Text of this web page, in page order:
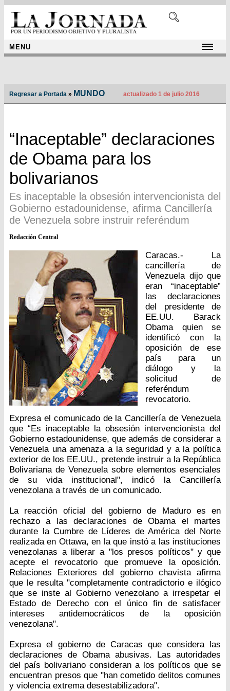
MENU
Regresar a Portada » MUNDO actualizado 1 de julio 2016
“Inaceptable” declaraciones
de Obama para los
bolivarianos
Es inaceptable la obsesión intervencionista del
Gobierno estadounidense, afirma Cancillería
de Venezuela sobre instruir referéndum
Redacción Central
Caracas.- La
cancillería de
Venezuela dijo que
eran “inaceptable”
las declaraciones
del presidente de
EE.UU. Barack
Obama quien se
identificó con la
oposición de ese
país para un
diálogo y la
solicitud de
referéndum
revocatorio.
Expresa el comunicado de la Cancillería de Venezuela
que “Es inaceptable la obsesión intervencionista del
Gobierno estadounidense, que además de considerar a
Venezuela una amenaza a la seguridad y a la política
exterior de los EE.UU., pretende instruir a la República
Bolivariana de Venezuela sobre elementos esenciales
de su vida institucional", indicó la Cancillería
venezolana a través de un comunicado.
La reacción oficial del gobierno de Maduro es en
rechazo a las declaraciones de Obama el martes
durante la Cumbre de Líderes de América del Norte
realizada en Ottawa, en la que instó a las instituciones
venezolanas a liberar a "los presos políticos" y que
acepte el revocatorio que promueve la oposición.
Relaciones Exteriores del gobierno chavista afirma
que le resulta "completamente contradictorio e ilógico
que se inste al Gobierno venezolano a irrespetar el
Estado de Derecho con el único fin de satisfacer
intereses antidemocráticos de la oposición
venezolana".
Expresa el gobierno de Caracas que considera las
declaraciones de Obama abusivas. Las autoridades
del país bolivariano consideran a los políticos que se
encuentran presos que "han cometido delitos comunes
y violencia extrema desestabilizadora".